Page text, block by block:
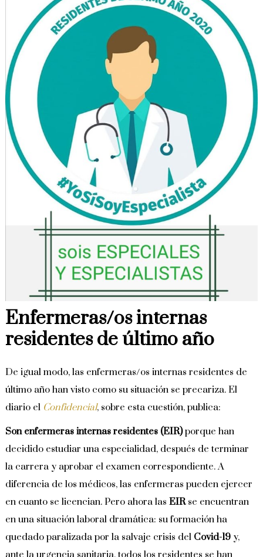
Enfermeras/os internas
residentes de último año
De igual modo, las enfermeras/os internas residentes de
último año han visto como su situación se precariza. El
diario el Confidencial, sobre esta cuestión, publica:
Son enfermeras internas residentes (EIR)porque han
decidido estudiar una especialidad, después de terminar
la carrera y aprobar el examen correspondiente. A
diferencia de los médicos, las enfermeras pueden ejercer
en cuanto se licencian. Pero ahora lasEIRse encuentran
en una situación laboral dramática: su formación ha
quedado paralizada por la salvaje crisis del Covid-19 y,